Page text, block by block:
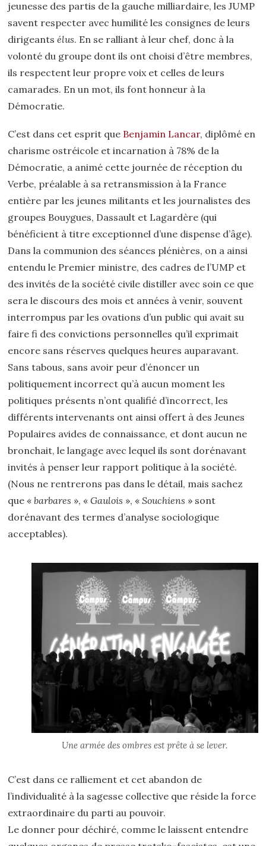
jeunesse des partis de la gauche milliardaire, les JUMP
savent respecter avec humilité les consignes de leurs
dirigeants élus. En se ralliant à leur chef, donc à la
volonté du groupe dont ils ont choisi d’être membres,
ils respectent leur propre voix et celles de leurs
camarades. En un mot, ils font honneur à la
Démocratie.
C’est dans cet esprit que Benjamin Lancar, diplômé en
charisme ostréicole et incarnation à 78% de la
Démocratie, a animé cette journée de réception du
Verbe, préalable à sa retransmission à la France
entière par les jeunes militants et les journalistes des
groupes Bouygues, Dassault et Lagardère (qui
bénéficient à titre exceptionnel d’une dispense d’âge).
Dans la communion des séances plénières, on a ainsi
entendu le Premier ministre, des cadres de l’UMP et
des invités de la société civile distiller avec soin ce que
sera le discours des mois et années à venir, souvent
interrompus par les ovations d’un public qui avait su
faire fi des convictions personnelles qu’il exprimait
encore sans réserves quelques heures auparavant.
Sans tabous, sans avoir peur d’énoncer un
politiquement incorrect qu’à aucun moment les
politiques présents n’ont qualifié d’incorrect, les
différents intervenants ont ainsi offert à des Jeunes
Populaires avides de connaissance, et dont aucun ne
bronchait, le langage avec lequel ils sont dorénavant
invités à penser leur rapport politique à la société.
(Nous ne rentrerons pas dans le détail, mais sachez
que « barbares », « Gaulois », « Souchiens » sont
dorénavant des termes d’analyse sociologique
acceptables).
Une armée des ombres est prête à se lever.
C’est dans ce ralliement et cet abandon de
l’individualité à la sagesse collective que réside la force
extraordinaire du parti au pouvoir.
Le donner pour déchiré, comme le laissent entendre